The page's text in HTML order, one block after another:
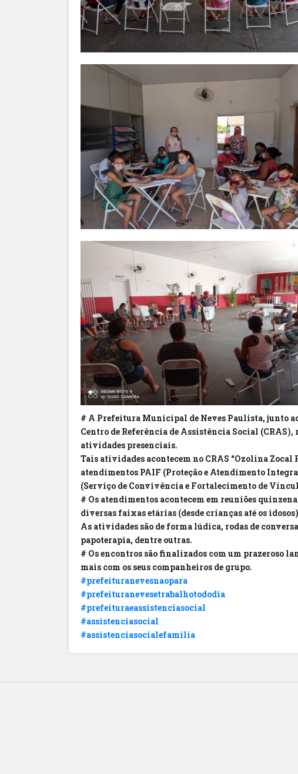
# A Prefeitura Municipal de Neves Paulista, junto
Centro de Referência de Assistência Social
atividades presenciais.
Tais atividades acontecem no CRAS “Ozolina Zocal
atendimentos PAIF (Proteção e Atendimento
(Serviço de Convivência e Fortalecimento de
# Os atendimentos acontecem em reuniões
diversas faixas etárias (desde crianças até os
As atividades são de forma lúdica, rodas de
papoterapia, dentre outras.
# Os encontros são finalizados com um prazeroso
mais com os seus companheiros de grupo.
#prefeituranevesnaopara
#prefeituranevesetrabalhotododia
#prefeituraeassistenciasocial
#assistenciasocial
#assistenciasocialefamilia